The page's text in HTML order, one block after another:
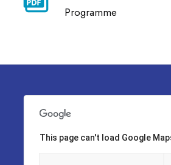
Programme
This page can't load Google